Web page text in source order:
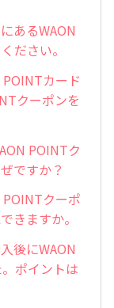
あるWAON
ださい。
POINTカード
クーポンを
POINTク
ですか？
POINTクーポ
きますか。
後にWAON
ポイントは